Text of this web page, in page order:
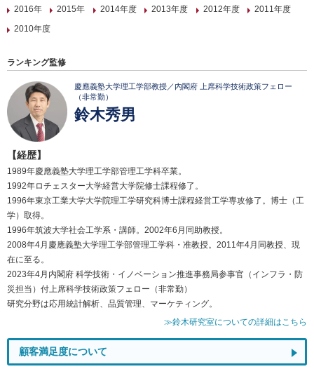
2016年
2015年 2014年度 2013年度 2012年度
2011年度
2010年度
ランキング監修
慶應義塾大学理工学部教授／内閣府 上席科学技術政策フェロー
（非常勤）
鈴木秀男
【経歴】
1989年慶應義塾大学理工学部管理工学科卒業。
1992年ロチェスター大学経営大学院修士課程修了。
1996年東京工業大学大学院理工学研究科博士課程経営工学専攻修了。博士（工
学）取得。
1996年筑波大学社会工学系・講師。2002年6月同助教授。
2008年4月慶應義塾大学理工学部管理工学科・准教授。2011年4月同教授、現
在に至る。
2023年4月内閣府 科学技術・イノベーション推進事務局参事官（インフラ・防
災担当）付上席科学技術政策フェロー（非常勤）
研究分野は応用統計解析、品質管理、マーケティング。
≫鈴木研究室についての詳細はこちら
顧客満足度について